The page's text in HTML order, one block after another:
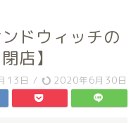
ドウィッチの
店】
13日 / 2020年6月30日